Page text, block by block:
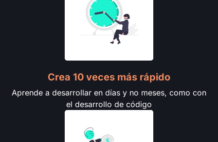
Crea 10 veces más rápido
Aprende a desarrollar en días y no meses, como con
el desarrollo de código